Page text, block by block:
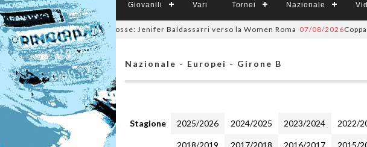
Giovanili Vari Tornei Nazionale
a tinte giallorosse: Jenifer Baldassarri verso la Women Roma 07/08/2026Coppa
Nazionale - Europei - Girone B
Stagione 2025/2026 2024/2025 2023/2024 2022/
2018/2019 2017/2018 2016/2017 2015/